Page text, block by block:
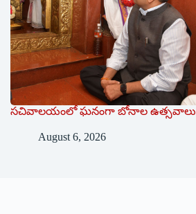
సచివాలయంలో ఘనంగా బోనాల ఉత్సవాలు
August 6, 2026